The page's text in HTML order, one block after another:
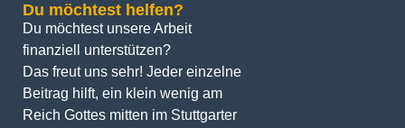
Du möchtest helfen?
Du möchtest unsere Arbeit
finanziell unterstützen?
Das freut uns sehr! Jeder einzelne
Beitrag hilft, ein klein wenig am
Reich Gottes mitten im Stuttgarter